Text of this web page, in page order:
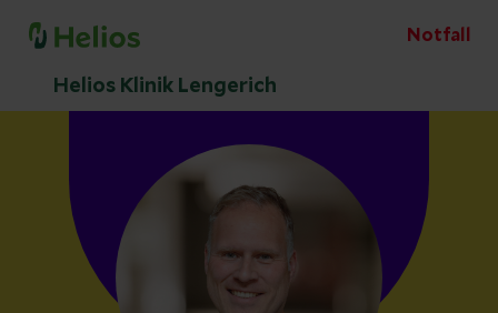
Notfall
Helios Klinik Lengerich